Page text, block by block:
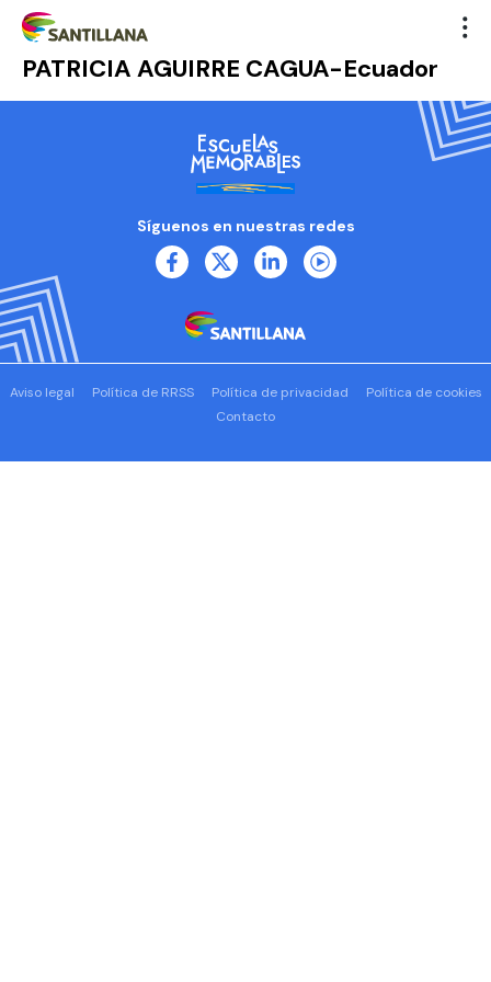
PATRICIA AGUIRRE CAGUA-Ecuador
Síguenos en nuestras redes
Aviso legal Política de RRSS Política de privacidad
Política de cookies
Contacto